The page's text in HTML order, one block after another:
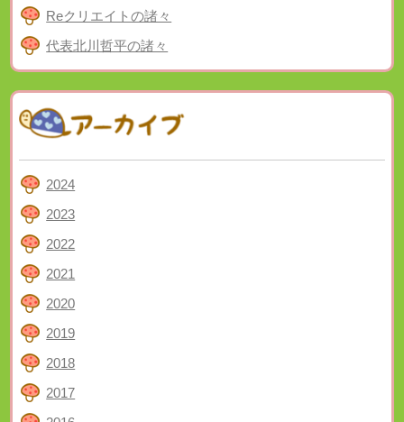
Reクリエイトの諸々
代表北川哲平の諸々
2024
2023
2022
2021
2020
2019
2018
2017